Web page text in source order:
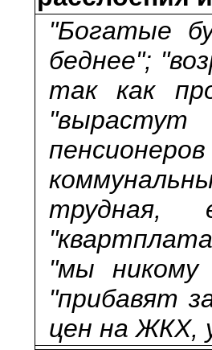
"Богатые
беднее";
так как
трудная,
"мы никому
"прибавят
цен на ЖКХ,